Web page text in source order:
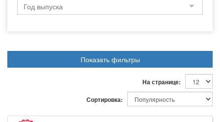
Показать фильтры
На странице:
Сортировка: